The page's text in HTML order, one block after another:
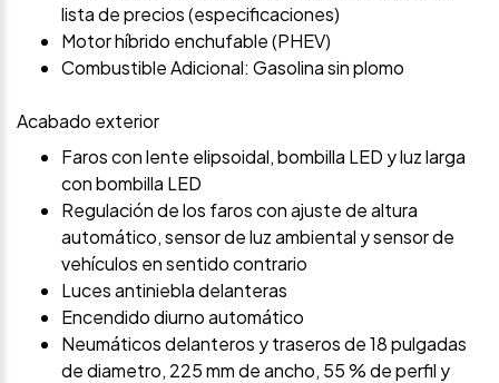
lista de precios (especificaciones)
Motor híbrido enchufable (PHEV)
Combustible Adicional: Gasolina sin plomo
Acabado exterior
Faros con lente elipsoidal, bombilla LED y luz larga
con bombilla LED
Regulación de los faros con ajuste de altura
automático, sensor de luz ambiental y sensor de
vehículos en sentido contrario
Luces antiniebla delanteras
Encendido diurno automático
Neumáticos delanteros y traseros de 18 pulgadas
de diametro, 225 mm de ancho, 55 % de perfil y